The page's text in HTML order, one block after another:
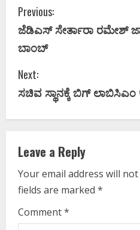
C
o
n
t
i
n
u
e
R
Previous:
ಜೆಡಿಎಸ್‌ ಸೇರ್ತಾರಾ ರಮೇಶ್‌
ಬಾಂಬ್‌
Next:
ಸಚಿವ ಸ್ಥಾನಕ್ಕೆ ಬಿಗ್‌ ಲಾಬಿಸಿಎಂ
Leave a Reply
Your email address will
fields are marked *
Comment*